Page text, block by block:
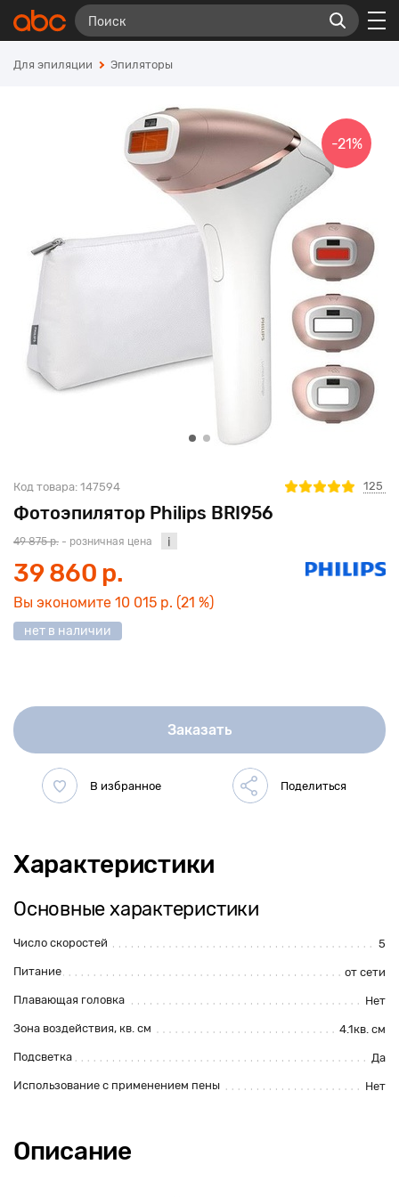
Для эпиляции Эпиляторы
Фотоэпилятор Philips BRI956
Код товара: 147594 125
-21%
49 875 р. - розничная цена
39 860 р.
Вы экономите 10 015 р. (21 %)
нет в наличии
Заказать
Характеристики
Основные характеристики
Число скоростей 5
Питание от сети
Плавающая головка Нет
Зона воздействия, кв. см 4.1кв. см
Подсветка Да
Использование с применением пены Нет
Описание